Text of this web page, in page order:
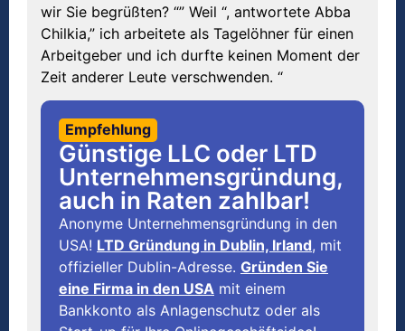
wir Sie begrüßten? “” Weil “, antwortete Abba
Chilkia,” ich arbeitete als Tagelöhner für einen
Arbeitgeber und ich durfte keinen Moment der
Zeit anderer Leute verschwenden. “
Empfehlung
Günstige LLC oder LTD
Unternehmensgründung,
auch in Raten zahlbar!
Anonyme Unternehmensgründung in den
USA! LTD Gründung in Dublin, Irland, mit
offizieller Dublin-Adresse. Gründen Sie
eine Firma in den USA mit einem
Bankkonto als Anlagenschutz oder als